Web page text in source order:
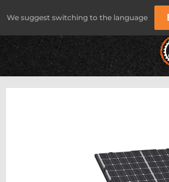
We suggest switching to the language
IBOMBO PRODUKTY SOLARNE
SOLARNY SYSTEM ŁADOWANIA